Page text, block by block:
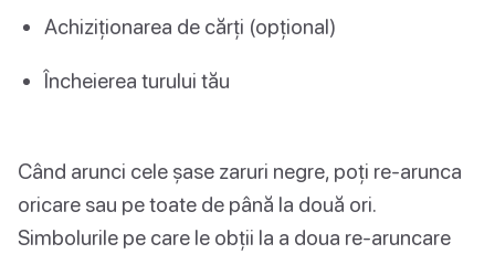
Achiziționarea de cărți (opțional)
Încheierea turului tău
Când arunci cele șase zaruri negre, poți re-arunca
oricare sau pe toate de până la două ori.
Simbolurile pe care le obții la a doua re-aruncare